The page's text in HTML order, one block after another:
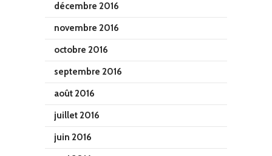
décembre 2016
novembre 2016
octobre 2016
septembre 2016
août 2016
juillet 2016
juin 2016